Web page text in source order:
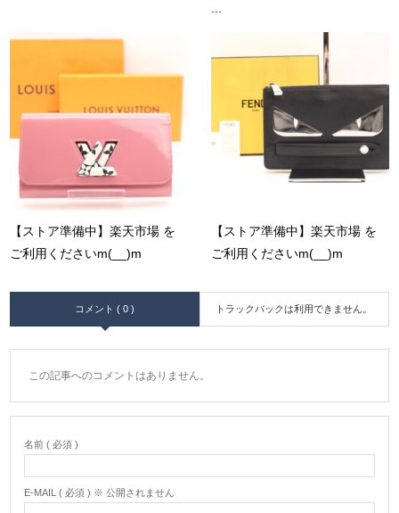
...
【ストア準備中】楽天市場 を
ご利用くださいm(__)m
【ストア準備中】楽天市場 を
ご利用くださいm(__)m
コメント ( 0 ) トラックバックは利用できません。
この記事へのコメントはありません。
名前 ( 必須 )
E-MAIL ( 必須 ) ※ 公開されません